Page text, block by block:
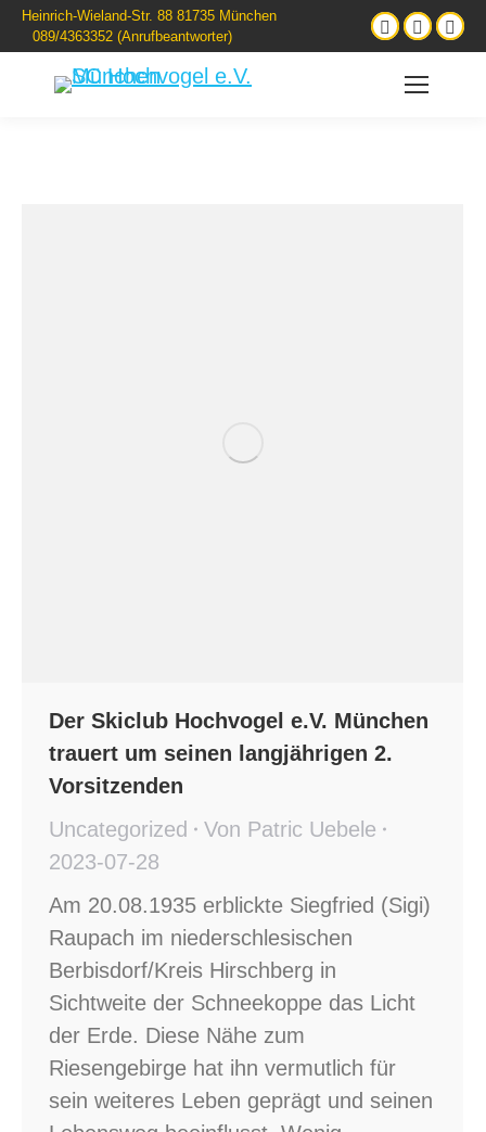
Heinrich-Wieland-Str. 88 81735 München
089/4363352 (Anrufbeantworter)
Der Skiclub Hochvogel e.V. München
trauert um seinen langjährigen 2.
Vorsitzenden
Uncategorized
Von Patric Uebele
2023-07-28
Am 20.08.1935 erblickte Siegfried (Sigi)
Raupach im niederschlesischen
Berbisdorf/Kreis Hirschberg in
Sichtweite der Schneekoppe das Licht
der Erde. Diese Nähe zum
Riesengebirge hat ihn vermutlich für
sein weiteres Leben geprägt und seinen